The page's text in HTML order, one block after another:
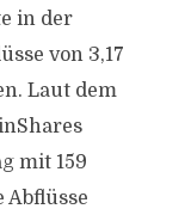
in der
von 3,17
Laut dem
mit 159